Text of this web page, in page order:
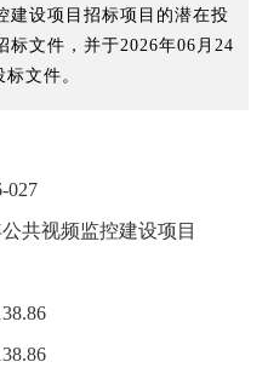
建设项目招标项目的潜在投
标文件，并于2026年06月24
文件。
共视频监控建设项目